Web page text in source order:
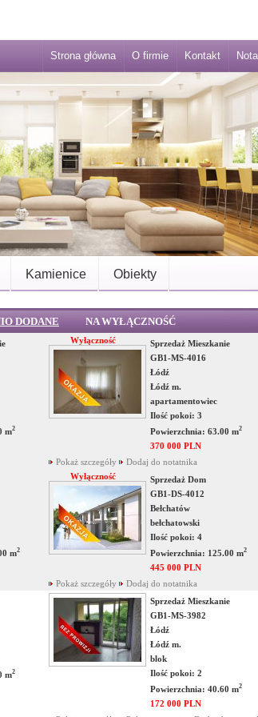
Strona główna O firmie Kontakt
Kamienice Obiekty
DODANE NA WYŁĄCZNOŚĆ
m2
Pokaż szczegóły
Dodaj do notatnika
Wyłączność
Sprzedaż Mieszkanie
GB1-MS-4016
Łódź
Łódź m.
apartamentowiec
Ilość pokoi: 3
Powierzchnia: 63.00 m2
370 000 PLN
m2
Pokaż szczegóły
Dodaj do notatnika
Wyłączność
Sprzedaż Dom
GB1-DS-4012
Bełchatów
bełchatowski
Ilość pokoi: 4
Powierzchnia: 125.00 m2
445 000 PLN
m2
Sprzedaż Mieszkanie
GB1-MS-3982
Łódź
Łódź m.
blok
Ilość pokoi: 2
Powierzchnia: 40.60 m2
172 000 PLN